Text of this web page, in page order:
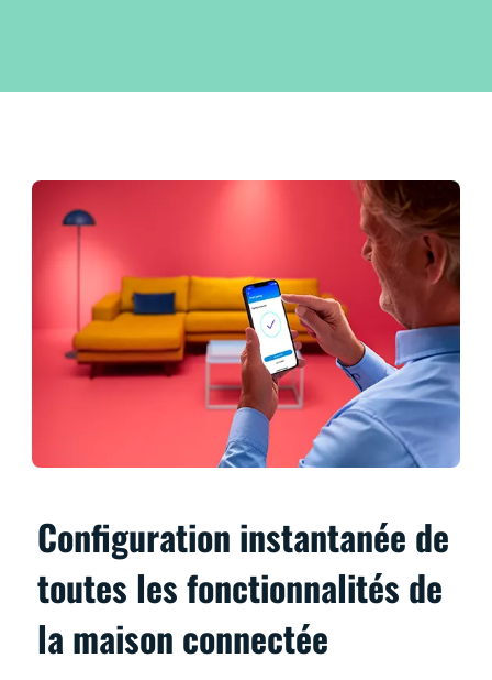
Configuration instantanée de
toutes les fonctionnalités de
la maison connectée